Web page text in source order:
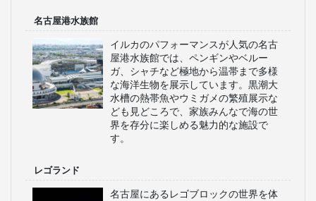
名古屋港水族館
イルカのパフォーマンスが人気の名古
屋港水族館では、ペンギンやベルー
ガ、シャチなど極地から温帯まで多様
な海洋生物を展示しています。黒潮大
水槽の熱帯魚やウミガメの繁殖展示な
ども見どころで、家族みんなで海の世
界を存分に楽しめる魅力的な施設で
す。
レゴランド
名古屋にあるレゴブロックの世界を体